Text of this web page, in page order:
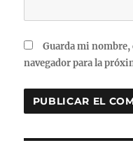
Guarda mi nombre,
navegador para la
Navegación de entradas